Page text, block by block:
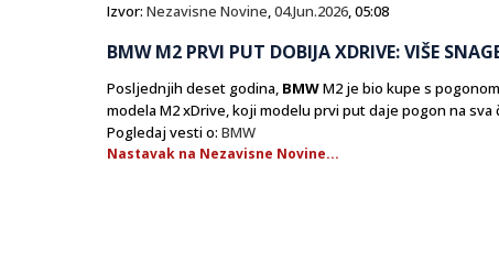
Izvor: Nezavisne Novine,04.Jun.2026, 05:08
BMW M2 PRVI PUT DOBIJA XDRIVE: VIŠE
Posljednjih deset godina, BMWM2 je bio kupe s
modela M2 xDrive, koji modelu prvi put daje pogon na sva
Pogledaj vesti o: BMW
Nastavak na Nezavisne Novine...